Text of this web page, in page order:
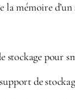
mémoire d’un
stockage pour
de